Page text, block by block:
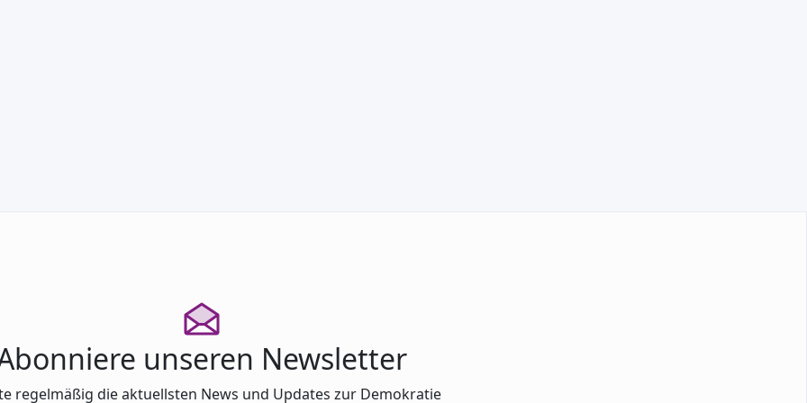
unseren Newsletter
regelmäßig die aktuellsten News und Updates zur Demokratie